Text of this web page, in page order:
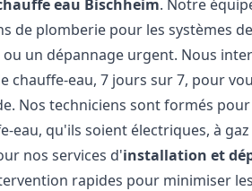
eau Bischheim. Notre
de plomberie pour les systèmes
un dépannage urgent. Nous
chauffe-eau, 7 jours sur 7, pour
Nos techniciens sont formés
eau, qu'ils soient électriques, à
nos services d'installation et
rapides pour minimiser